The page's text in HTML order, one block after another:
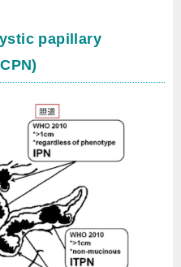
papillary